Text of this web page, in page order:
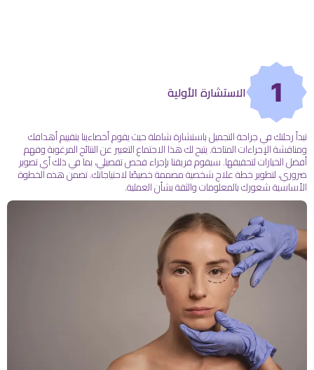
1 الاستشارة الأولية
تبدأ رحلتك في جراحة التجميل باستشارة شاملة حيث يقوم أخصاءينا بتقييم أهدافك
ومناقشة الإجراءات المتاحة. يتيح لك هذا الاجتماع التعبير عن النتائج المرغوبة وفهم
أفضل الخيارات لتحقيقها. سيقوم فريقنا بإجراء فحص تفصيلي، بما في ذلك أي تصوير
ضروري، لتطوير خطة علاج شخصية مصممة خصيصًا لاحتياجاتك. تضمن هذه الخطوة
الأساسية شعورك بالمعلومات والثقة بشأن العملية.